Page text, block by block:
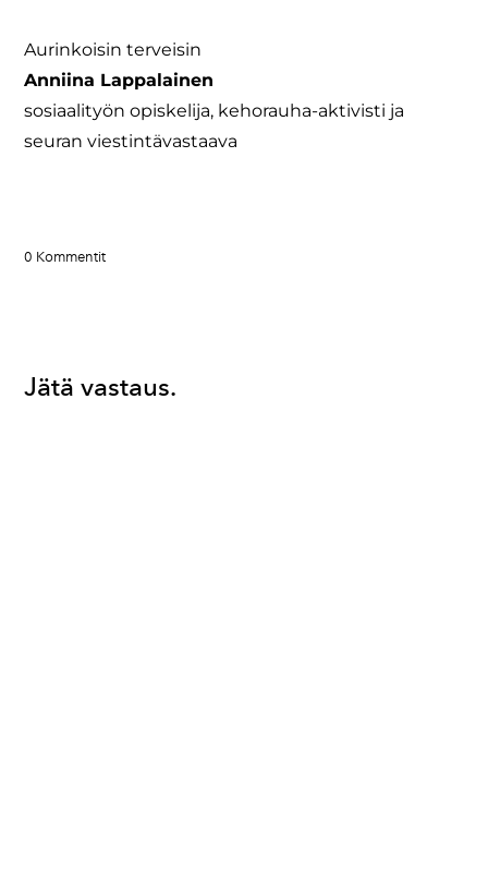
Aurinkoisin terveisin
Anniina Lappalainen
sosiaalityön opiskelija, kehorauha-aktivisti ja
seuran viestintävastaava
0 Kommentit
Jätä vastaus.